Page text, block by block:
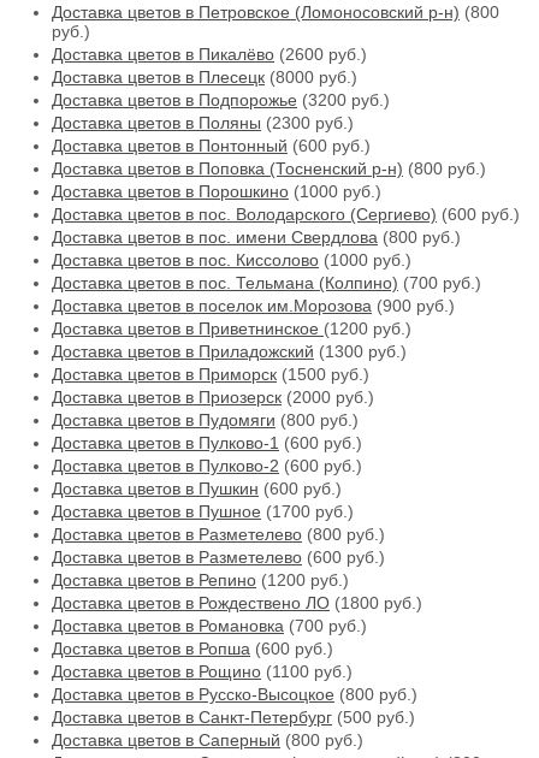
Доставка цветов в Петровское (Ломоносовский р-н) (800
руб.)
Доставка цветов в Пикалёво (2600 руб.)
Доставка цветов в Плесецк (8000 руб.)
Доставка цветов в Подпорожье (3200 руб.)
Доставка цветов в Поляны (2300 руб.)
Доставка цветов в Понтонный (600 руб.)
Доставка цветов в Поповка (Тосненский р-н) (800 руб.)
Доставка цветов в Порошкино (1000 руб.)
Доставка цветов в пос. Володарского (Сергиево) (600 руб.)
Доставка цветов в пос. имени Свердлова (800 руб.)
Доставка цветов в пос. Киссолово (1000 руб.)
Доставка цветов в пос. Тельмана (Колпино) (700 руб.)
Доставка цветов в поселок им.Морозова (900 руб.)
Доставка цветов в Приветнинское (1200 руб.)
Доставка цветов в Приладожский (1300 руб.)
Доставка цветов в Приморск (1500 руб.)
Доставка цветов в Приозерск (2000 руб.)
Доставка цветов в Пудомяги (800 руб.)
Доставка цветов в Пулково-1 (600 руб.)
Доставка цветов в Пулково-2 (600 руб.)
Доставка цветов в Пушкин (600 руб.)
Доставка цветов в Пушное (1700 руб.)
Доставка цветов в Разметелево (800 руб.)
Доставка цветов в Разметелево (600 руб.)
Доставка цветов в Репино (1200 руб.)
Доставка цветов в Рождествено ЛО (1800 руб.)
Доставка цветов в Романовка (700 руб.)
Доставка цветов в Ропша (600 руб.)
Доставка цветов в Рощино (1100 руб.)
Доставка цветов в Русско-Высоцкое (800 руб.)
Доставка цветов в Санкт-Петербург (500 руб.)
Доставка цветов в Саперный (800 руб.)